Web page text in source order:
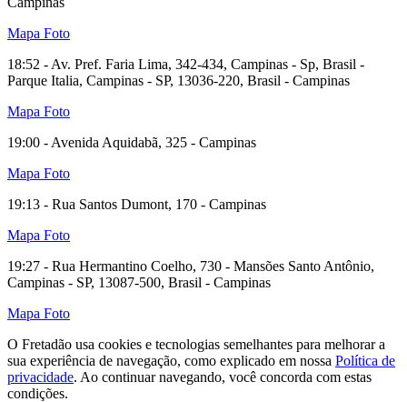
Mapa Foto
18:52 - Av. Pref. Faria Lima, 342-434, Campinas - Sp, Brasil -
Parque Italia, Campinas - SP, 13036-220, Brasil - Campinas
Mapa Foto
19:00 - Avenida Aquidabã, 325 - Campinas
Mapa Foto
19:13 - Rua Santos Dumont, 170 - Campinas
Mapa Foto
19:27 - Rua Hermantino Coelho, 730 - Mansões Santo Antônio,
Campinas - SP, 13087-500, Brasil - Campinas
Mapa Foto
O Fretadão usa cookies e tecnologias semelhantes para melhorar a
sua experiência de navegação, como explicado em nossa Política de
privacidade. Ao continuar navegando, você concorda com estas
condições.